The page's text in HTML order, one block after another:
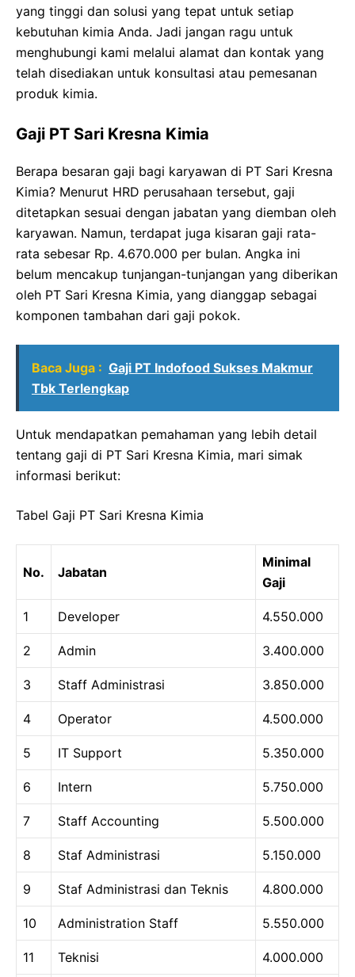
yang tinggi dan solusi yang tepat untuk setiap
kebutuhan kimia Anda. Jadi jangan ragu untuk
menghubungi kami melalui alamat dan kontak yang
telah disediakan untuk konsultasi atau pemesanan
produk kimia.
Gaji PT Sari Kresna Kimia
Berapa besaran gaji bagi karyawan di PT Sari Kresna
Kimia? Menurut HRD perusahaan tersebut, gaji
ditetapkan sesuai dengan jabatan yang diemban oleh
karyawan. Namun, terdapat juga kisaran gaji rata-
rata sebesar Rp. 4.670.000 per bulan. Angka ini
belum mencakup tunjangan-tunjangan yang diberikan
oleh PT Sari Kresna Kimia, yang dianggap sebagai
komponen tambahan dari gaji pokok.
Baca Juga : Gaji PT Indofood Sukses Makmur
Tbk Terlengkap
Untuk mendapatkan pemahaman yang lebih detail
tentang gaji di PT Sari Kresna Kimia, mari simak
informasi berikut:
Tabel Gaji PT Sari Kresna Kimia
No. Jabatan
Minimal
Gaji
1 Developer 4.550.000
2 Admin 3.400.000
3 Staff Administrasi 3.850.000
4 Operator 4.500.000
5 IT Support 5.350.000
6 Intern 5.750.000
7 Staff Accounting 5.500.000
8 Staf Administrasi 5.150.000
9 Staf Administrasi dan Teknis 4.800.000
10 Administration Staff 5.550.000
11 Teknisi 4.000.000